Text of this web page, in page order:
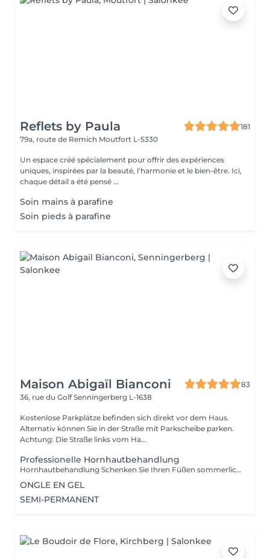
Reflets by Paula
181
79a, route de Remich Moutfort L-5330
Un espace créé spécialement pour offrir des expériences
uniques, inspirées par la beauté, l'harmonie et le bien-être. Ici,
chaque détail a été pensé ...
Soin mains à parafine
Soin pieds à parafine
Maison Abigaïl Bianconi
83
36, rue du GolfSenningerberg L-1638
Kostenlose Parkplätze befinden sich direkt vor dem Haus.
Alternativ können Sie in der Straße mit Parkscheibe parken.
Achtung: Die Straße links vom Ha...
Professionelle Hornhautbehandlung
Hornhautbehandlung Schenken Sie Ihren Füßen sommerliche Geschmeidigkeit mit unserer hochwirksamen professionellen Hornhautbehandlung. In nur 30 Minuten entfernen wir sanft raue und verhärtete Stellen für sichtbar glatte, weiche Füße. Das Ergebnis: zarte, gepflegte Füße bereit für Ihre Lieblingssandalen, genau rechtzeitig für die warmen Tage! Bitte beachten: Dies ist keine Pediküre Nägel und Nagellack sind nicht inbegriffen.
ONGLE EN GEL
SEMI-PERMANENT